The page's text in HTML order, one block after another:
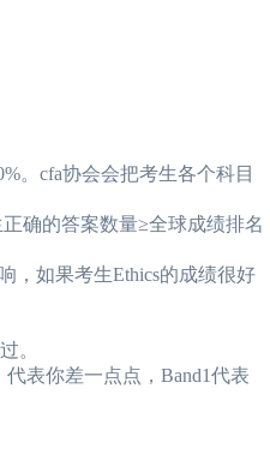
。cfa协会会把考生各个科目
确的答案数量≥全球成绩排名
如果考生Ethics的成绩很好
。
表你差一点点，Band1代表